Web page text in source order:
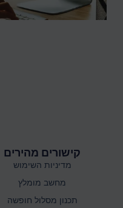
קישורים מהירים
מדיניות השימוש
מחשב מומלץ
תכנון מסלול חופשה